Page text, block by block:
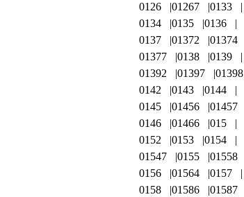
0126
01267
0133
0134
0135
0136
0137
01372
01374
01377
0138
0139
01392
01397
01398
0142
0143
0144
0145
01456
01457
0146
01466
015
0152
0153
0154
01547
0155
01558
0156
01564
0157
0158
01586
01587